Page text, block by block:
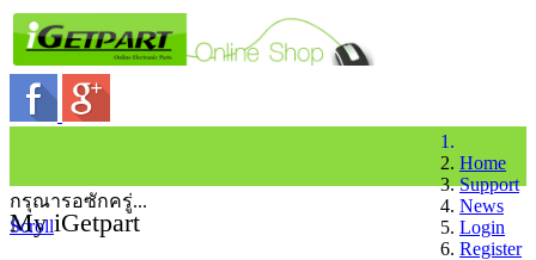
Home
Support
News
Login
Register
My iGetpart
กรุณารอซักครู่...
Scroll